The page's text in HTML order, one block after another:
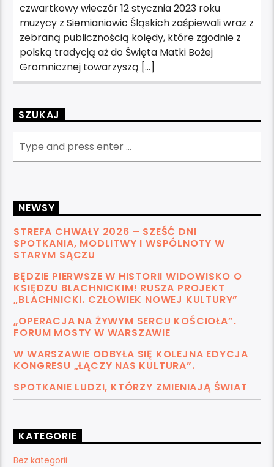
czwartkowy wieczór 12 stycznia 2023 roku
muzycy z Siemianiowic Śląskich zaśpiewali wraz z
zebraną publicznością kolędy, które zgodnie z
polską tradycją aż do Święta Matki Bożej
Gromnicznej towarzyszą […]
SZUKAJ
NEWSY
STREFA CHWAŁY 2026 – SZEŚĆ DNI
SPOTKANIA, MODLITWY I WSPÓLNOTY W
STARYM SĄCZU
BĘDZIE PIERWSZE W HISTORII WIDOWISKO O
KSIĘDZU BLACHNICKIM! RUSZA PROJEKT
„BLACHNICKI. CZŁOWIEK NOWEJ KULTURY”
„OPERACJA NA ŻYWYM SERCU KOŚCIOŁA”.
FORUM MOSTY W WARSZAWIE
W WARSZAWIE ODBYŁA SIĘ KOLEJNA EDYCJA
KONGRESU „ŁĄCZY NAS KULTURA”.
SPOTKANIE LUDZI, KTÓRZY ZMIENIAJĄ ŚWIAT
KATEGORIE
Bez kategorii